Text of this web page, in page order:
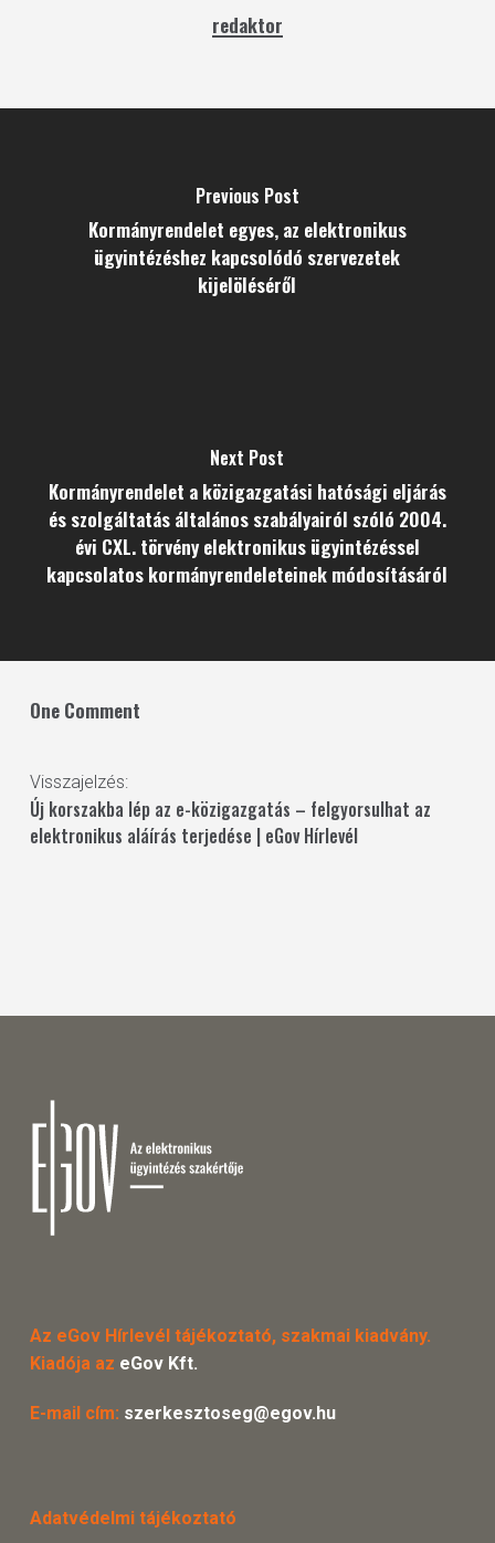
redaktor
Previous Post
Kormányrendelet egyes, az elektronikus
ügyintézéshez kapcsolódó szervezetek
kijelöléséről
Next Post
Kormányrendelet a közigazgatási hatósági eljárás
és szolgáltatás általános szabályairól szóló 2004.
évi CXL. törvény elektronikus ügyintézéssel
kapcsolatos kormányrendeleteinek módosításáról
One Comment
Visszajelzés:
Új korszakba lép az e-közigazgatás – felgyorsulhat az
elektronikus aláírás terjedése | eGov Hírlevél
Az eGov Hírlevél tájékoztató, szakmai kiadvány.
Kiadója az eGov Kft.
E-mail cím: szerkesztoseg@egov.hu
Adatvédelmi tájékoztató